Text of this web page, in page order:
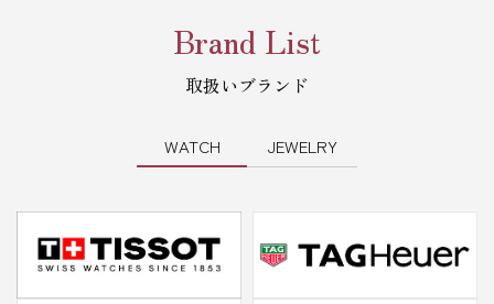
Brand List
取扱いブランド
WATCH JEWELRY